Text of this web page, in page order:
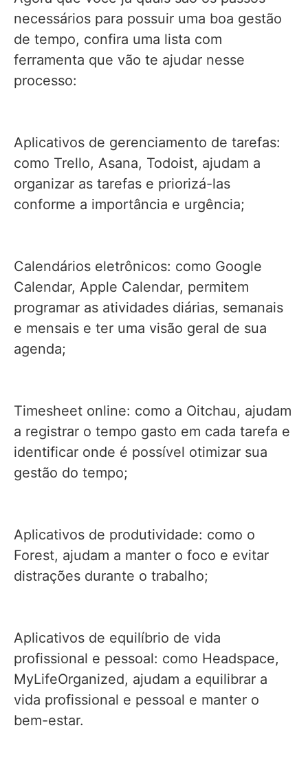
necessários para possuir uma boa gestão
de tempo, confira uma lista com
ferramenta que vão te ajudar nesse
processo:
Aplicativos de gerenciamento de tarefas:
como Trello, Asana, Todoist, ajudam a
organizar as tarefas e priorizá-las
conforme a importância e urgência;
Calendários eletrônicos: como Google
Calendar, Apple Calendar, permitem
programar as atividades diárias, semanais
e mensais e ter uma visão geral de sua
agenda;
Timesheet online: como a Oitchau, ajudam
a registrar o tempo gasto em cada tarefa e
identificar onde é possível otimizar sua
gestão do tempo;
Aplicativos de produtividade: como o
Forest, ajudam a manter o foco e evitar
distrações durante o trabalho;
Aplicativos de equilíbrio de vida
profissional e pessoal: como Headspace,
MyLifeOrganized, ajudam a equilibrar a
vida profissional e pessoal e manter o
bem-estar.